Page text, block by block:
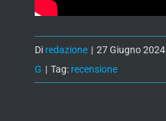
Di redazione | 27 Giugno 2024
G | Tag: recensione